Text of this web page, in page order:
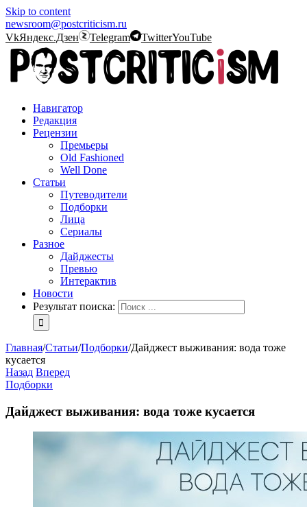
Skip to content
newsroom@postcriticism.ru
VkЯндекс.Дзен Telegram TwitterYouTube
Навигатор
Редакция
Рецензии
Премьеры
Old Fashioned
Well Done
Статьи
Путеводители
Подборки
Лица
Сериалы
Разное
Дайджесты
Превью
Интерактив
Новости
Результат поиска:
Главная/Статьи/Подборки/Дайджест выживания: вода тоже
кусается
Назад Вперед
Подборки
Дайджест выживания: вода тоже кусается